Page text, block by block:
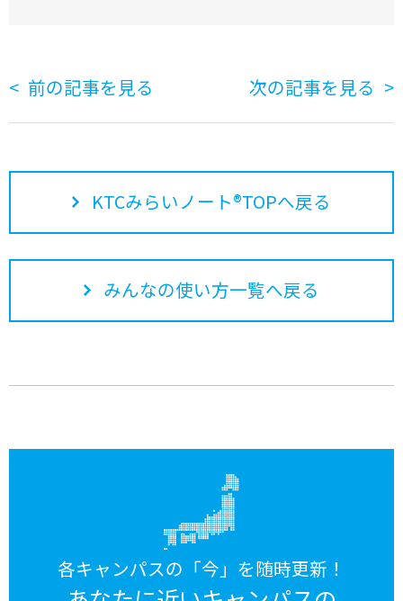
前の記事を見る 次の記事を見る
KTCみらいノート®TOPへ戻る
みんなの使い方一覧へ戻る
各キャンパスの「今」を随時更新！